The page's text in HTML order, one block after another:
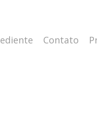
Contato